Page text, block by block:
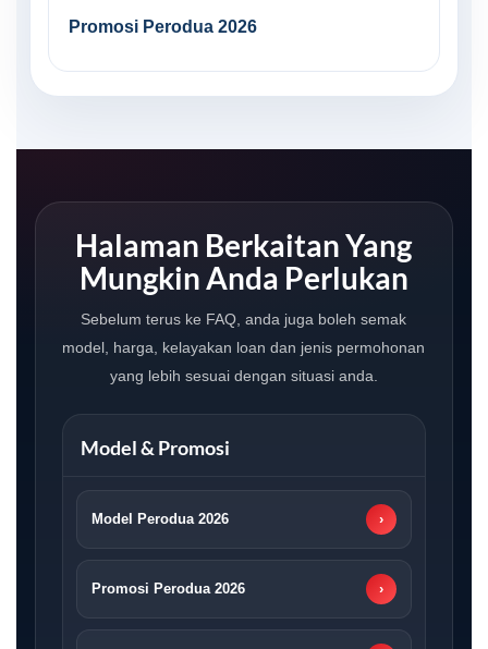
Promosi Perodua 2026
Halaman Berkaitan Yang
Mungkin Anda Perlukan
Sebelum terus ke FAQ, anda juga boleh semak
model, harga, kelayakan loan dan jenis permohonan
yang lebih sesuai dengan situasi anda.
Model & Promosi
Model Perodua 2026 ›
Promosi Perodua 2026 ›